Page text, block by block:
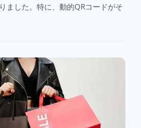
ました。特に、動的QRコードがそ